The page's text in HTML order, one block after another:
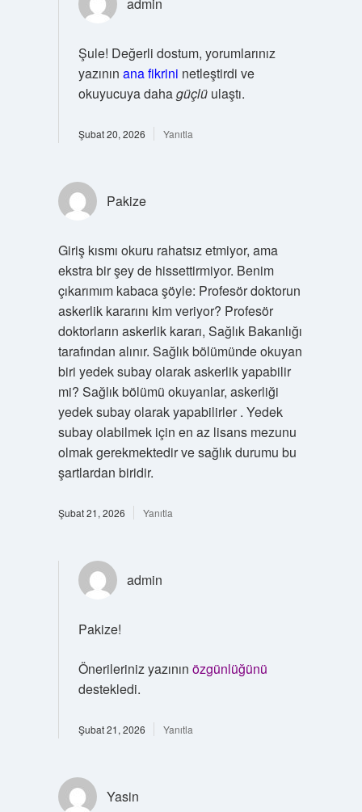
Şule! Değerli dostum, yorumlarınız
yazının ana fikrini netleştirdi ve
okuyucuya dahagüçlüulaştı.
Şubat 20, 2026 Yanıtla
Pakize
Giriş kısmı okuru rahatsız etmiyor, ama
ekstra bir şey de hissettirmiyor. Benim
çıkarımım kabaca şöyle: Profesör doktorun
askerlik kararını kim veriyor? Profesör
doktorların askerlik kararı, Sağlık Bakanlığı
tarafından alınır. Sağlık bölümünde okuyan
biri yedek subay olarak askerlik yapabilir
mi? Sağlık bölümü okuyanlar, askerliği
yedek subay olarak yapabilirler . Yedek
subay olabilmek için en az lisans mezunu
olmak gerekmektedir ve sağlık durumu bu
şartlardan biridir.
Şubat 21, 2026 Yanıtla
admin
Pakize!
Önerileriniz yazının özgünlüğünü
destekledi.
Şubat 21, 2026 Yanıtla
Yasin